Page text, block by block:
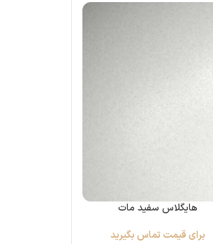
هایگلاس سفید مات
برای قیمت تماس بگیرید